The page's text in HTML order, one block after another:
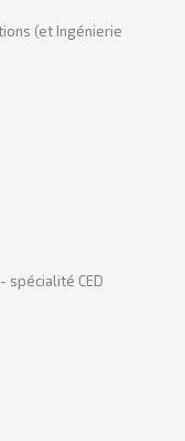
(et Ingénierie
spécialité CED